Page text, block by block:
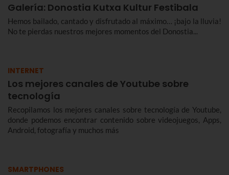
Galería: Donostia Kutxa Kultur Festibala
Hemos bailado, cantado y disfrutado al máximo… ¡bajo la lluvia!
No te pierdas nuestros mejores momentos del Donostia...
INTERNET
Los mejores canales de Youtube sobre
tecnología
Recopilamos los mejores canales sobre tecnología de Youtube,
donde podemos encontrar contenido sobre videojuegos, Apps,
Android, fotografía y muchos más
SMARTPHONES